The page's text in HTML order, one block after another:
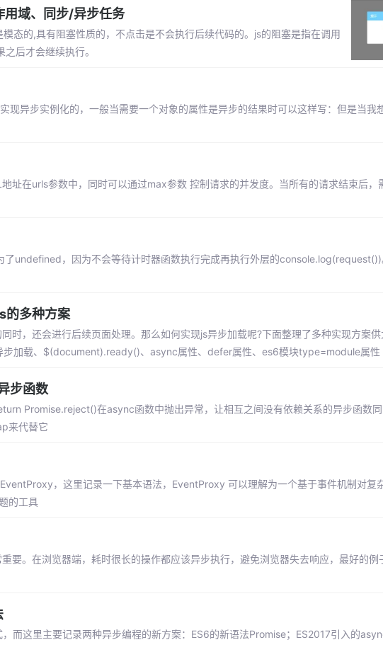
域、同步/异步任务
态的,具有阻塞性质的，不点击是不会执行后续代码的。js的阻塞是指在调用
后才会继续执行。
异步实例化的，一般当需要一个对象的属性是异步的结果时可以这样写：但是当我
址在urls参数中，同时可以通过max参数 控制请求的并发度。当所有的请求结束后，
undefined，因为不会等待计时器函数执行完成再执行外层的console.log(request())
的多种方案
时，还会进行后续页面处理。那么如何实现js异步加载呢?下面整理了多种实现方案
加载、$(document).ready()、async属性、defer属性、es6模块type=module属性
步函数
Promise.reject()在async函数中抛出异常，让相互之间没有依赖关系的异步函数
来代替它
，这里记录一下基本语法，EventProxy 可以理解为一个基于事件机制对复
的工具
要。在浏览器端，耗时很长的操作都应该异步执行，避免浏览器失去响应，最好的例
而这里主要记录两种异步编程的新方案：ES6的新语法Promise；ES2017引入的